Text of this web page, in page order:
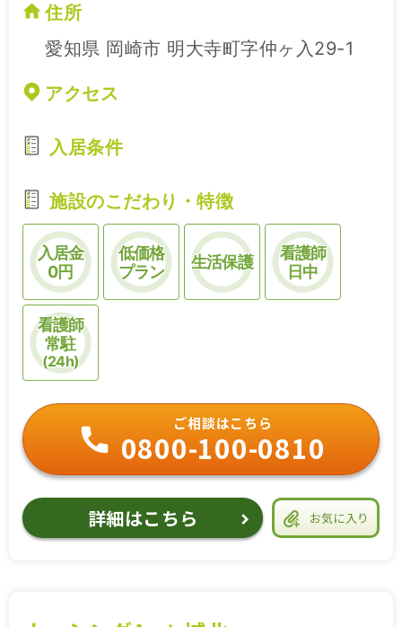
住所
愛知県 岡崎市 明大寺町字仲ヶ入29-1
アクセス
入居条件
施設のこだわり・特徴
入居金
0円
低価格
プラン
生活保護
看護師
日中
看護師
常駐
(24h)
お気に入り
ご相談はこちら
0800-100-0810
詳細はこちら